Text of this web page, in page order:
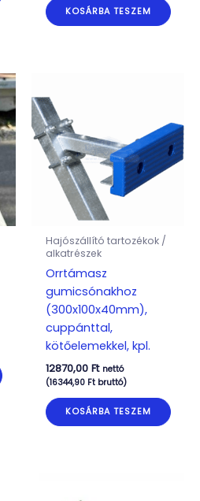
KOSÁRBA TESZEM
Hajószállító tartozékok /
alkatrészek
Orrtámasz
gumicsónakhoz
(300x100x40mm),
cuppánttal,
kötőelemekkel, kpl.
12870,00 Ft nettó
(16344,90 Ftbruttó)
KOSÁRBA TESZEM